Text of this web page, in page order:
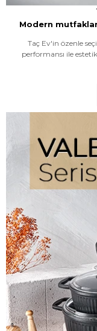
Modern
Taç Ev'in özenle
performansı ile